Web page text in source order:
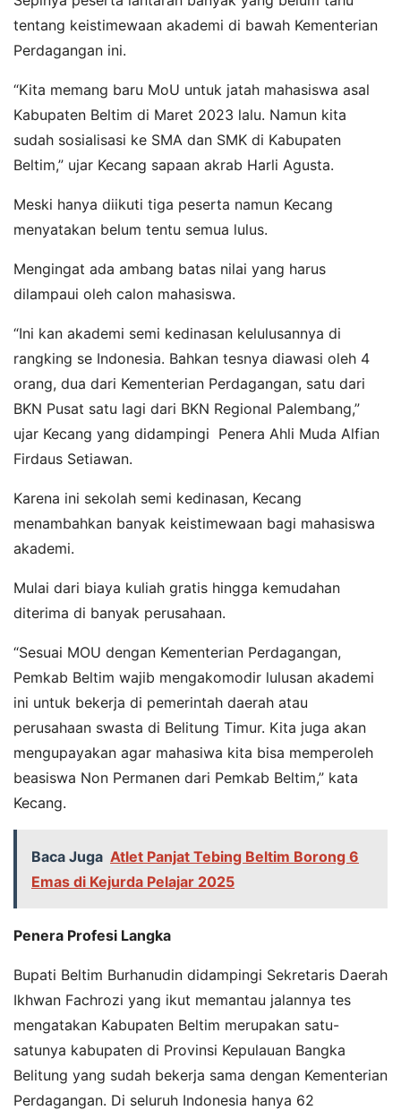
tentang keistimewaan akademi di bawah Kementerian
Perdagangan ini.
“Kita memang baru MoU untuk jatah mahasiswa asal
Kabupaten Beltim di Maret 2023 lalu. Namun kita
sudah sosialisasi ke SMA dan SMK di Kabupaten
Beltim,” ujar Kecang sapaan akrab Harli Agusta.
Meski hanya diikuti tiga peserta namun Kecang
menyatakan belum tentu semua lulus.
Mengingat ada ambang batas nilai yang harus
dilampaui oleh calon mahasiswa.
“Ini kan akademi semi kedinasan kelulusannya di
rangking se Indonesia. Bahkan tesnya diawasi oleh 4
orang, dua dari Kementerian Perdagangan, satu dari
BKN Pusat satu lagi dari BKN Regional Palembang,”
ujar Kecang yang didampingi Penera Ahli Muda Alfian
Firdaus Setiawan.
Karena ini sekolah semi kedinasan, Kecang
menambahkan banyak keistimewaan bagi mahasiswa
akademi.
Mulai dari biaya kuliah gratis hingga kemudahan
diterima di banyak perusahaan.
“Sesuai MOU dengan Kementerian Perdagangan,
Pemkab Beltim wajib mengakomodir lulusan akademi
ini untuk bekerja di pemerintah daerah atau
perusahaan swasta di Belitung Timur. Kita juga akan
mengupayakan agar mahasiwa kita bisa memperoleh
beasiswa Non Permanen dari Pemkab Beltim,” kata
Kecang.
Baca Juga Atlet Panjat Tebing Beltim Borong 6
Emas di Kejurda Pelajar 2025
Penera Profesi Langka
Bupati Beltim Burhanudin didampingi Sekretaris Daerah
Ikhwan Fachrozi yang ikut memantau jalannya tes
mengatakan Kabupaten Beltim merupakan satu-
satunya kabupaten di Provinsi Kepulauan Bangka
Belitung yang sudah bekerja sama dengan Kementerian
Perdagangan. Di seluruh Indonesia hanya 62